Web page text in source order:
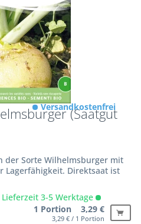
(Saatgut
der Sorte Wilhelmsburger mit
Lagerfähigkeit. Direktsaat ist
Versandkostenfrei
Lieferzeit 3-5 Werktage
1 Portion 3,29 €
3,29 € / 1 Portion